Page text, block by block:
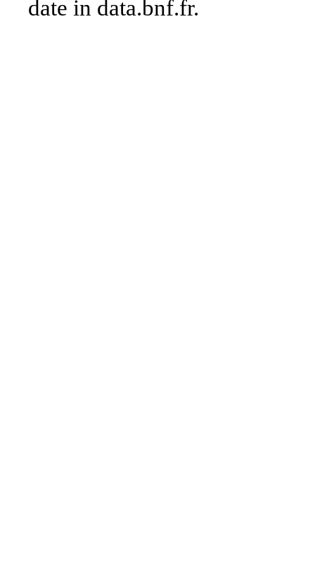
date in data.bnf.fr.